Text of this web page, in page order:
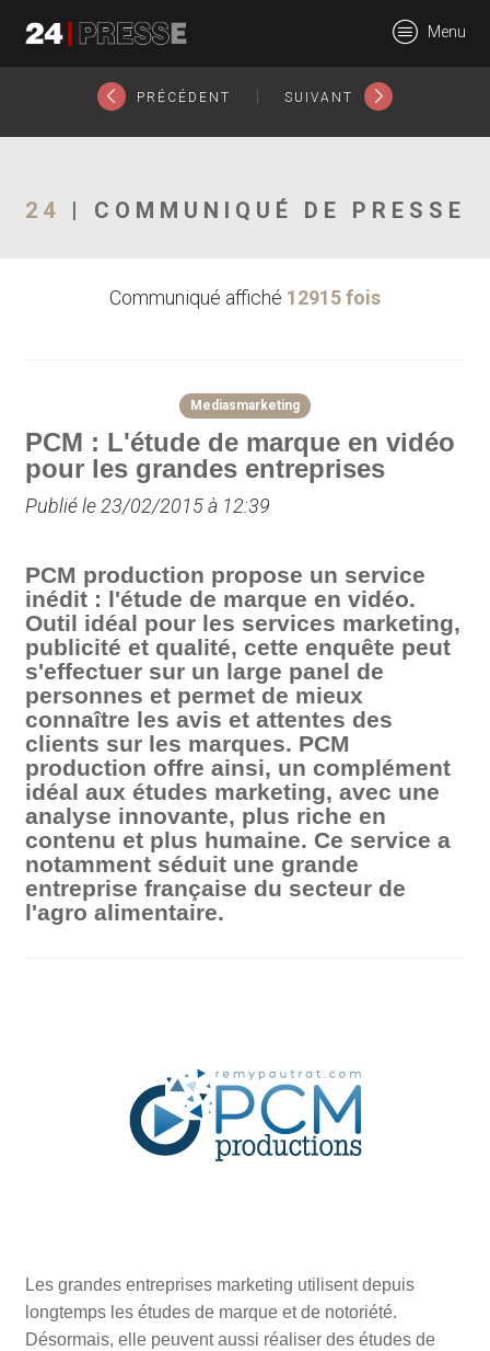
24Presse -
Communiqués de
Menu
PRÉCÉDENT SUIVANT
24 | COMMUNIQUÉ DE PRESSE
Communiqué affiché 12915 fois
Mediasmarketing
PCM : L'étude de marque en vidéo
pour les grandes entreprises
Publié le 23/02/2015 à 12:39
PCM production propose un service
inédit : l'étude de marque en vidéo.
Outil idéal pour les services marketing,
publicité et qualité, cette enquête peut
s'effectuer sur un large panel de
personnes et permet de mieux
connaître les avis et attentes des
clients sur les marques. PCM
production offre ainsi, un complément
idéal aux études marketing, avec une
analyse innovante, plus riche en
contenu et plus humaine. Ce service a
notamment séduit une grande
entreprise française du secteur de
l'agro alimentaire.
Les grandes entreprises marketing utilisent depuis
longtemps les études de marque et de notoriété.
Désormais, elle peuvent aussi réaliser des études de